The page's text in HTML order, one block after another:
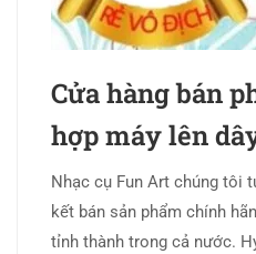
Cửa hàng bán
hợp máy lên
Nhạc cụ Fun Art chúng tôi
kết bán sản phẩm chính
tỉnh thành trong cả nước.